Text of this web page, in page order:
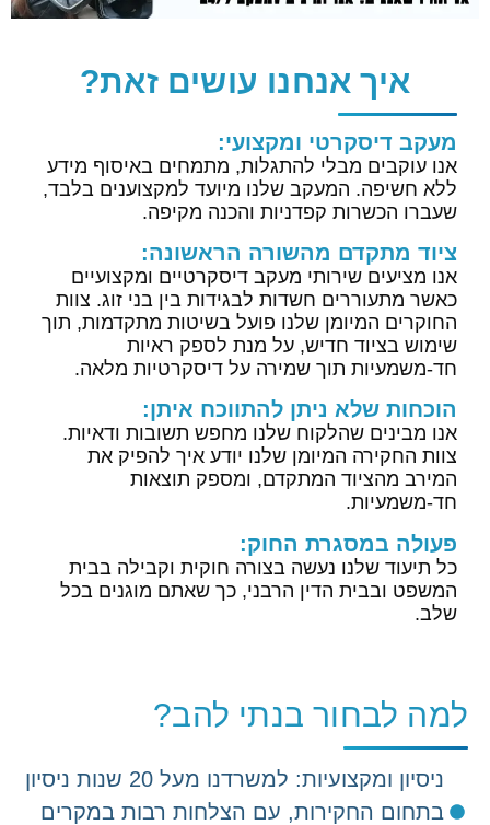
איך אנחנו עושים זאת?
מעקב דיסקרטי ומקצועי:
אנו עוקבים מבלי להתגלות, מתמחים באיסוף מידע
ללא חשיפה. המעקב שלנו מיועד למקצוענים בלבד,
שעברו הכשרות קפדניות והכנה מקיפה.
ציוד מתקדם מהשורה הראשונה:
אנו מציעים שירותי מעקב דיסקרטיים ומקצועיים
כאשר מתעוררים חשדות לבגידות בין בני זוג. צוות
החוקרים המיומן שלנו פועל בשיטות מתקדמות, תוך
שימוש בציוד חדיש, על מנת לספק ראיות
חד-משמעיות תוך שמירה על דיסקרטיות מלאה.
הוכחות שלא ניתן להתווכח איתן:
אנו מבינים שהלקוח שלנו מחפש תשובות ודאיות.
צוות החקירה המיומן שלנו יודע איך להפיק את
המירב מהציוד המתקדם, ומספק תוצאות
חד-משמעיות.
פעולה במסגרת החוק:
כל תיעוד שלנו נעשה בצורה חוקית וקבילה בבית
המשפט ובבית הדין הרבני, כך שאתם מוגנים בכל
שלב.
למה לבחור בנתי להב?
ניסיון ומקצועיות: למשרדנו מעל 20 שנות ניסיון
בתחום החקירות, עם הצלחות רבות במקרים